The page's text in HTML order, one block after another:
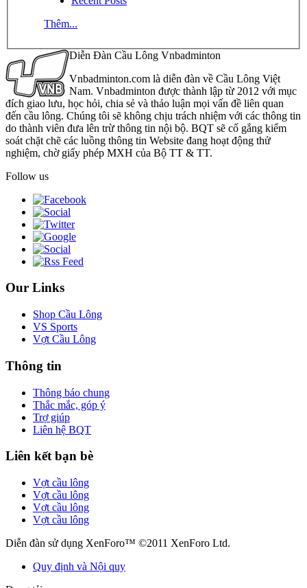
Thêm...
Diễn Đàn Cầu Lông Vnbadminton
Vnbadminton.com là diễn đàn về Cầu Lông Việt
Nam. Vnbadminton được thành lập từ 2012 với mục
đích giao lưu, học hỏi, chia sẻ và thảo luận mọi vấn đề liên quan
đến cầu lông. Chúng tôi sẽ không chịu trách nhiệm với các thông tin
do thành viên đưa lên trừ thông tin nội bộ. BQT sẽ cố gắng kiểm
soát chặt chẽ các luồng thông tin Website đang hoạt động thử
nghiệm, chờ giấy phép MXH của Bộ TT & TT.
Follow us
Our Links
Shop Cầu Lông
VS Sports
Vợt Cầu Lông
Thông tin
Thông báo chung
Thắc mắc, góp ý
Trợ giúp
Liên hệ BQT
Liên kết bạn bè
Vợt cầu lông
Vợt cầu lông
Vợt cầu lông
Vợt cầu lông
Diễn đàn sử dụng XenForo™ ©2011 XenForo Ltd.
Quy định và Nội quy